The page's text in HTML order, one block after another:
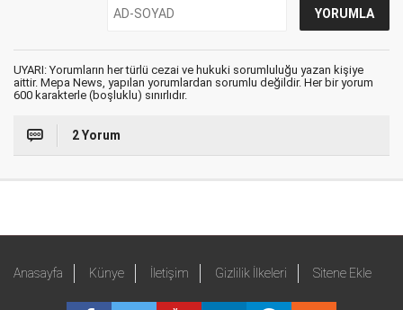
UYARI: Yorumların her türlü cezai ve hukuki sorumluluğu yazan kişiye
aittir. Mepa News, yapılan yorumlardan sorumlu değildir. Her bir yorum
600 karakterle (boşluklu) sınırlıdır.
2 Yorum
Anasayfa Künye İletişim Gizlilik İlkeleri Sitene Ekle